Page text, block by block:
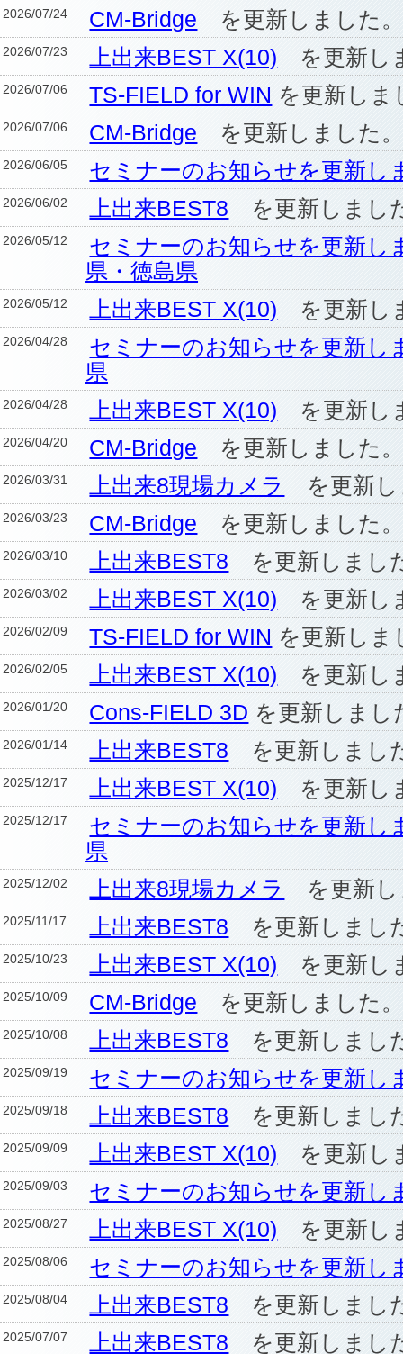
2026/07/24 CM-Bridge を更新しました
2026/07/23 上出来BEST X(10) を更新し
2026/07/06 TS-FIELD for WIN を更新しま
2026/07/06 CM-Bridge を更新しました
2026/06/05 セミナーのお知らせを更新し
2026/06/02 上出来BEST8 を更新しまし
2026/05/12
セミナーのお知らせを更新し
県・徳島県
2026/05/12 上出来BEST X(10) を更新し
2026/04/28
セミナーのお知らせを更新し
県
2026/04/28 上出来BEST X(10) を更新し
2026/04/20 CM-Bridge を更新しました
2026/03/31 上出来8現場カメラ を更新し
2026/03/23 CM-Bridge を更新しました
2026/03/10 上出来BEST8 を更新しまし
2026/03/02 上出来BEST X(10) を更新し
2026/02/09 TS-FIELD for WIN を更新しま
2026/02/05 上出来BEST X(10) を更新し
2026/01/20 Cons-FIELD 3D を更新しまし
2026/01/14 上出来BEST8 を更新しまし
2025/12/17 上出来BEST X(10) を更新し
2025/12/17
セミナーのお知らせを更新し
県
2025/12/02 上出来8現場カメラ を更新し
2025/11/17 上出来BEST8 を更新しまし
2025/10/23 上出来BEST X(10) を更新し
2025/10/09 CM-Bridge を更新しました
2025/10/08 上出来BEST8 を更新しまし
2025/09/19 セミナーのお知らせを更新し
2025/09/18 上出来BEST8 を更新しまし
2025/09/09 上出来BEST X(10) を更新し
2025/09/03 セミナーのお知らせを更新し
2025/08/27 上出来BEST X(10) を更新し
2025/08/06 セミナーのお知らせを更新し
2025/08/04 上出来BEST8 を更新しまし
2025/07/07 上出来BEST8 を更新しまし